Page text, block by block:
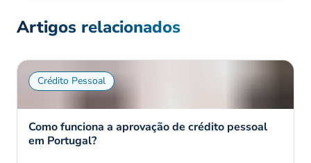
Artigos relacionados
Crédito Pessoal
Como funciona a aprovação de crédito pessoal
em Portugal?